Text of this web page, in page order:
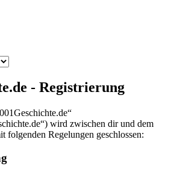
- Registrierung
wird zwischen dir und dem
folgenden Regelungen geschlossen: